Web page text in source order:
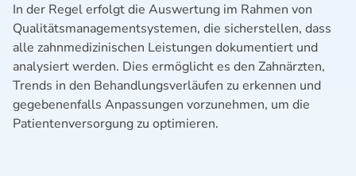
In der Regel erfolgt die Auswertung im Rahmen von
Qualitätsmanagementsystemen, die sicherstellen, dass
alle zahnmedizinischen Leistungen dokumentiert und
analysiert werden. Dies ermöglicht es den Zahnärzten,
Trends in den Behandlungsverläufen zu erkennen und
gegebenenfalls Anpassungen vorzunehmen, um die
Patientenversorgung zu optimieren.